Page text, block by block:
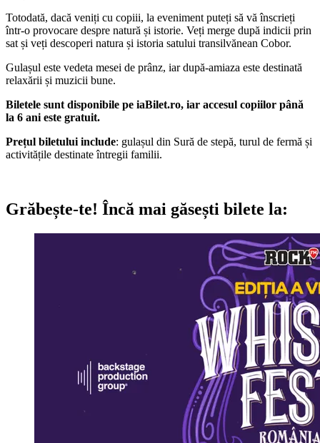
Totodată, dacă veniți cu copiii, la eveniment puteți să vă înscrieți
într-o provocare despre natură și istorie. Veți merge după indicii prin
sat și veți descoperi natura și istoria satului transilvănean Cobor.
Gulașul este vedeta mesei de prânz, iar după-amiaza este destinată
relaxării și muzicii bune.
Biletele sunt disponibile pe iaBilet.ro, iar accesul copiilor până
la 6 ani este gratuit.
Prețul biletului include: gulașul din Sură de stepă, turul de fermă și
activitățile destinate întregii familii.
Grăbește-te! Încă mai găsești bilete la: